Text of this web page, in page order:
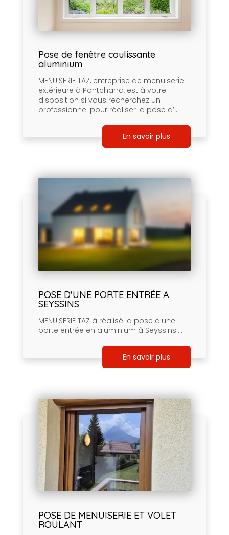
Pose de fenêtre coulissante
aluminium
MENUISERIE TAZ, entreprise de menuiserie
extérieure à Pontcharra, est à votre
disposition si vous recherchez un
professionnel pour réaliser la pose d’...
En savoir plus
POSE D'UNE PORTE ENTRÉE A
SEYSSINS
MENUISERIE TAZ à réalisé la pose d'une
porte entrée en aluminium à Seyssins....
En savoir plus
POSE DE MENUISERIE ET VOLET
ROULANT